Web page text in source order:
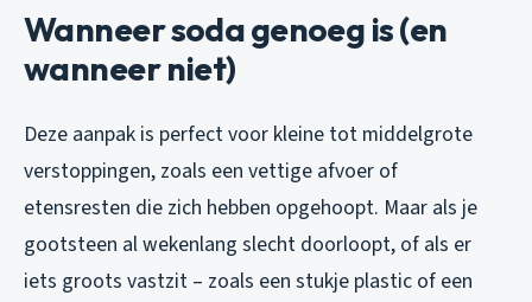
Wanneer soda genoeg is (en
wanneer niet)
Deze aanpak is perfect voor kleine tot middelgrote
verstoppingen, zoals een vettige afvoer of
etensresten die zich hebben opgehoopt. Maar als je
gootsteen al wekenlang slecht doorloopt, of als er
iets groots vastzit – zoals een stukje plastic of een